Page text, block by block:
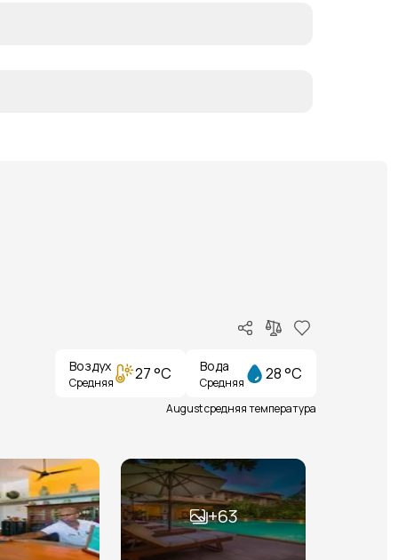
Воздух
Средняя 27 °C Вода
Средняя 28 °C
August средняя температура
+63